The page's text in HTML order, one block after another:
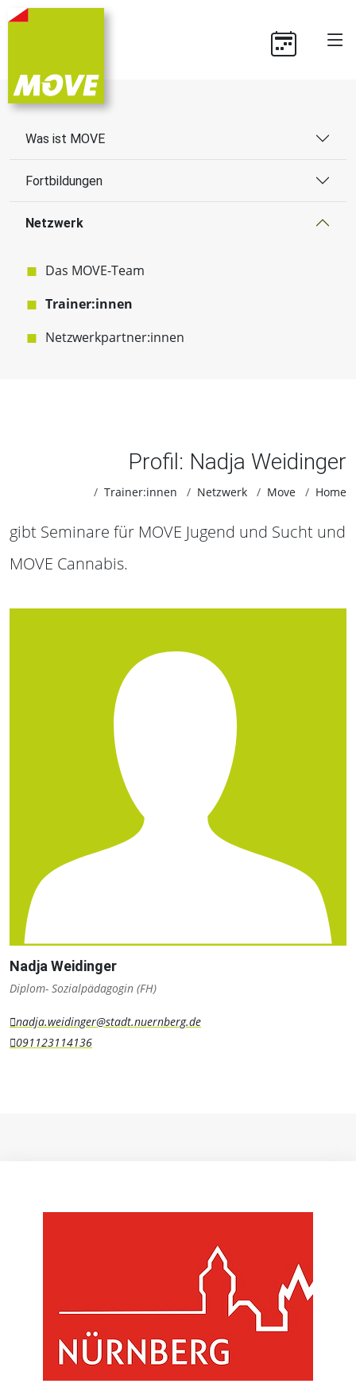
Was ist MOVE
Fortbildungen
Netzwerk
Das MOVE-Team
Trainer:innen
Netzwerkpartner:innen
Profil: Nadja Weidinger
Trainer:innen Netzwerk Move Home
gibt Seminare für MOVE Jugend und Sucht und
MOVE Cannabis.
Nadja Weidinger
Diplom- Sozialpädagogin (FH)
nadja.weidinger@stadt.nuernberg.de
091123114136